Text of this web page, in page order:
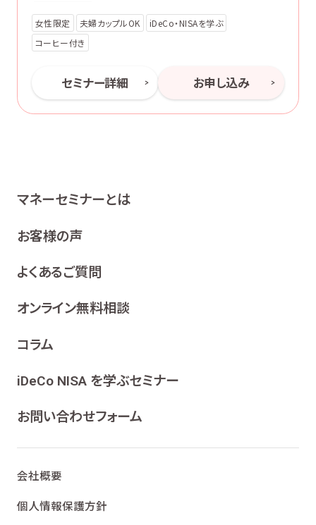
女性限定 夫婦カップルOK
iDeCo・NISAを学ぶ
コーヒー付き
セミナー詳細 お申し込み
マネーセミナーとは
お客様の声
よくあるご質問
オンライン無料相談
コラム
iDeCo NISA を学ぶセミナー
お問い合わせフォーム
会社概要
個人情報保護方針